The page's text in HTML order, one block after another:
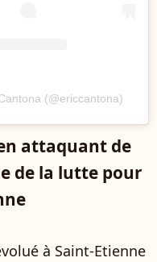
(@ericcantona)
attaquant de
de la lutte pour
à Saint-Etienne